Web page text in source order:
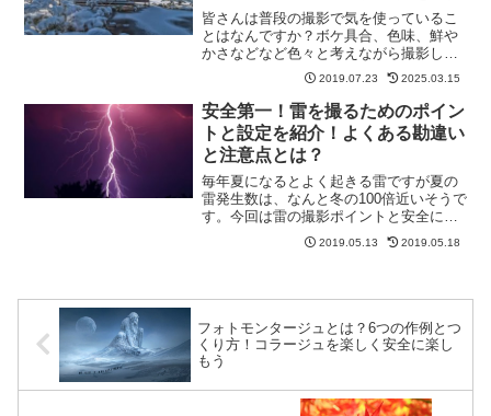
皆さんは普段の撮影で気を使っているこ
とはなんですか？ボケ具合、色味、鮮や
かさなどなど色々と考えながら撮影して
いる人も多いと思います。そんな中でも
やっぱり一番気をつかうことが多いのは
明るさだと思います。室内と屋外で明る
さが大きく変わったり逆光...
2019.07.23 2025.03.15
安全第一！雷を撮るためのポイン
トと設定を紹介！よくある勘違い
と注意点とは？
毎年夏になるとよく起きる雷ですが夏の
雷発生数は、なんと冬の100倍近いそうで
す。今回は雷の撮影ポイントと安全に撮
るための注意点を紹介していきます。カ
ミナリによって命を落としている人は年
2019.05.13 2019.05.18
フォトモンタージュとは？6つの作例とつ
くり方！コラージュを楽しく安全に楽し
もう